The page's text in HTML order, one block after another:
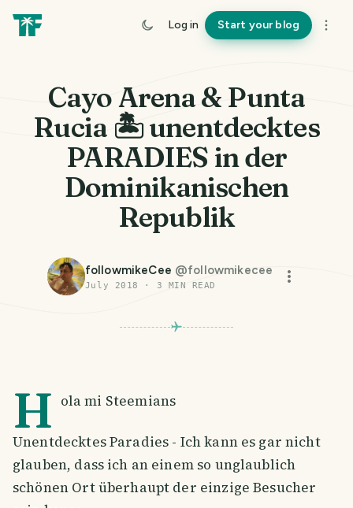
Log in Start your blog
Cayo Arena & Punta
Rucia 🏝️ unentdecktes
PARADIES in der
Dominikanischen
Republik
followmikeCee @followmikecee
July 2018 · 3 MIN READ
H ola mi Steemians
Unentdecktes Paradies - Ich kann es gar nicht
glauben, dass ich an einem so unglaublich
schönen Ort überhaupt der einzige Besucher